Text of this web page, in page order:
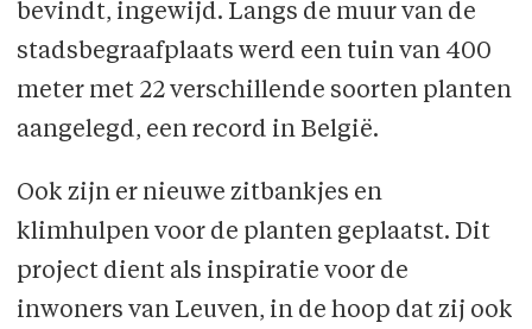
bevindt, ingewijd. Langs de muur van de
stadsbegraafplaats werd een tuin van 400
meter met 22 verschillende soorten planten
aangelegd, een record in België.
Ook zijn er nieuwe zitbankjes en
klimhulpen voor de planten geplaatst. Dit
project dient als inspiratie voor de
inwoners van Leuven, in de hoop dat zij ook